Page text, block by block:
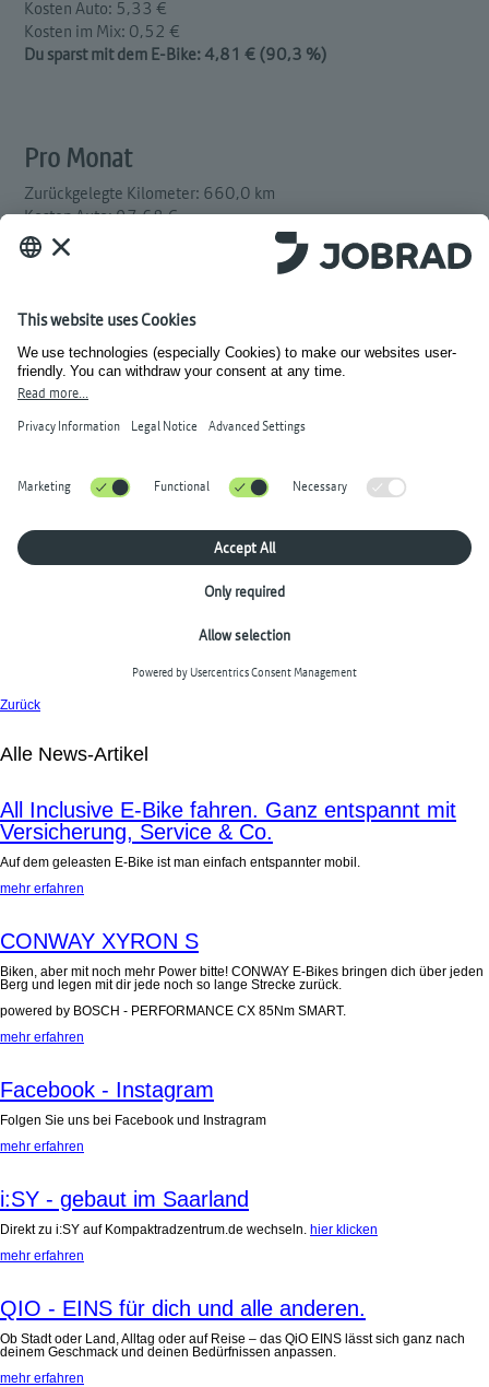
Zurück
Alle News-Artikel
All Inclusive E-Bike fahren. Ganz entspannt mit
Versicherung, Service & Co.
Auf dem geleasten E-Bike ist man einfach entspannter mobil.
mehr erfahren
CONWAY XYRON S
Biken, aber mit noch mehr Power bitte! CONWAY E-Bikes bringen dich über jeden
Berg und legen mit dir jede noch so lange Strecke zurück.
powered by BOSCH - PERFORMANCE CX 85Nm SMART.
mehr erfahren
Facebook - Instagram
Folgen Sie uns bei Facebook und Instragram
mehr erfahren
i:SY - gebaut im Saarland
Direkt zu i:SY auf Kompaktradzentrum.de wechseln. hier klicken
mehr erfahren
QIO - EINS für dich und alle anderen.
Ob Stadt oder Land, Alltag oder auf Reise – das QiO EINS lässt sich ganz nach
deinem Geschmack und deinen Bedürfnissen anpassen.
mehr erfahren